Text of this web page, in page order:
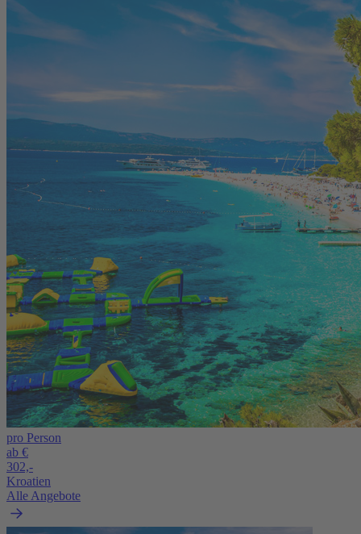
pro Person
ab €
302,-
Kroatien
Alle Angebote